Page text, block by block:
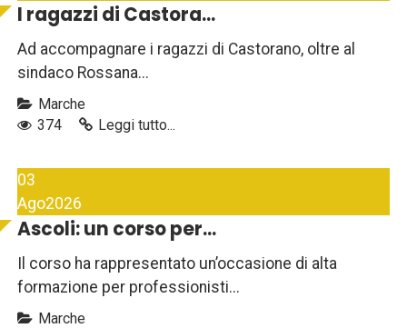
I ragazzi di Castora...
Ad accompagnare i ragazzi di Castorano, oltre al
sindaco Rossana...
Marche
374
Leggi tutto...
03
Ago2026
Ascoli: un corso per...
Il corso ha rappresentato un’occasione di alta
formazione per professionisti...
Marche